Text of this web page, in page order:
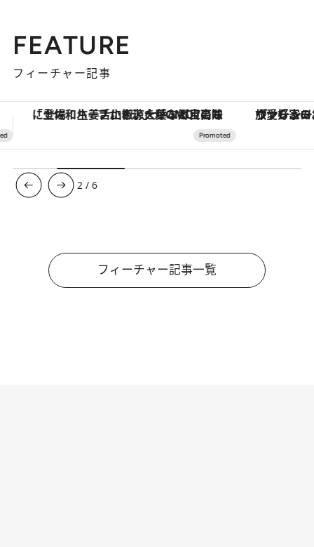
FEATURE
フィーチャー記事
ヴァシュロン・コンスタンタン「オーヴァーシーズ・オートマティック」。旅愛好家のお気に入りコレクションから、ジェンダーレスな新作が登場
3 /6
フィーチャー記事一覧